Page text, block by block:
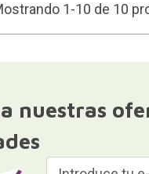
1-10 de 10
nuestras